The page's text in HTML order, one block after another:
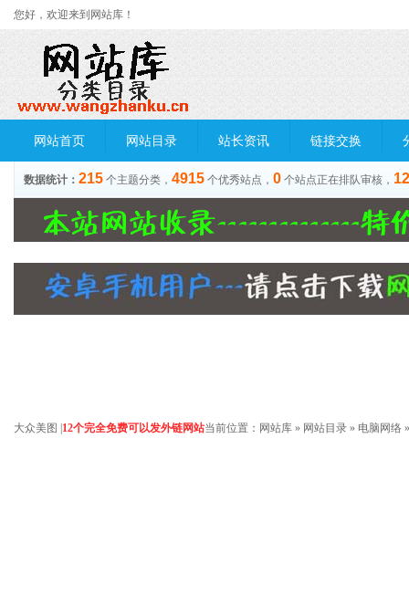
您好，欢迎来到网站库！
网站首页 网站目录 站长资讯 链接交换
数据统计： 215 个主题分类， 4915 个优秀站点， 0 个站点正在排队审核，
大众美图 12个完全免费可以发外链网站当前位置： 网站库 » 网站目录 » 电脑网络